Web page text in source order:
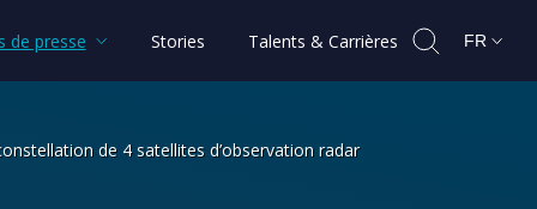
de presse Stories Talents & Carrières FR
de 4 satellites d’observation radar